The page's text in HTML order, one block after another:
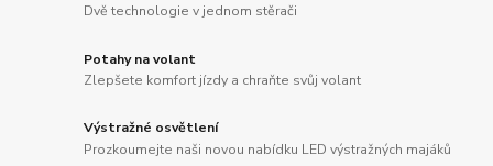
Dvě technologie v jednom stěrači
Potahy na volant
Zlepšete komfort jízdy a chraňte svůj volant
Výstražné osvětlení
Prozkoumejte naši novou nabídku LED výstražných majáků